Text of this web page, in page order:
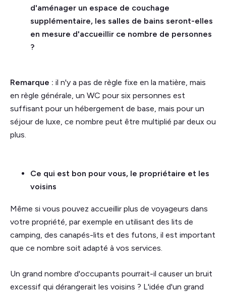
d'aménager un espace de couchage
supplémentaire, les salles de bains seront-elles
en mesure d'accueillir ce nombre de personnes
?
Remarque : il n'y a pas de règle fixe en la matière, mais
en règle générale, un WC pour six personnes est
suffisant pour un hébergement de base, mais pour un
séjour de luxe, ce nombre peut être multiplié par deux ou
plus.
Ce qui est bon pour vous, le propriétaire et les
voisins
Même si vous pouvez accueillir plus de voyageurs dans
votre propriété, par exemple en utilisant des lits de
camping, des canapés-lits et des futons, il est important
que ce nombre soit adapté à vos services.
Un grand nombre d'occupants pourrait-il causer un bruit
excessif qui dérangerait les voisins ? L'idée d'un grand